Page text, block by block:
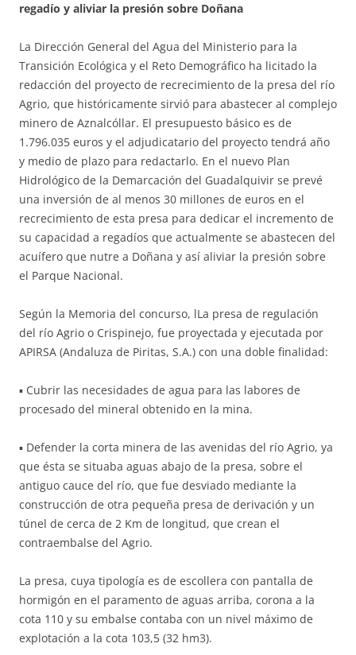
regadío y aliviar la presión sobre Doñana
La Dirección General del Agua del Ministerio para la
Transición Ecológica y el Reto Demográfico ha licitado la
redacción del proyecto de recrecimiento de la presa del río
Agrio, que históricamente sirvió para abastecer al complejo
minero de Aznalcóllar. El presupuesto básico es de
1.796.035 euros y el adjudicatario del proyecto tendrá año
y medio de plazo para redactarlo. En el nuevo Plan
Hidrológico de la Demarcación del Guadalquivir se prevé
una inversión de al menos 30 millones de euros en el
recrecimiento de esta presa para dedicar el incremento de
su capacidad a regadíos que actualmente se abastecen del
acuífero que nutre a Doñana y así aliviar la presión sobre
el Parque Nacional.
Según la Memoria del concurso, lLa presa de regulación
del río Agrio o Crispinejo, fue proyectada y ejecutada por
APIRSA (Andaluza de Piritas, S.A.) con una doble finalidad:
▪ Cubrir las necesidades de agua para las labores de
procesado del mineral obtenido en la mina.
▪ Defender la corta minera de las avenidas del río Agrio, ya
que ésta se situaba aguas abajo de la presa, sobre el
antiguo cauce del río, que fue desviado mediante la
construcción de otra pequeña presa de derivación y un
túnel de cerca de 2 Km de longitud, que crean el
contraembalse del Agrio.
La presa, cuya tipología es de escollera con pantalla de
hormigón en el paramento de aguas arriba, corona a la
cota 110 y su embalse contaba con un nivel máximo de
explotación a la cota 103,5 (32 hm3).